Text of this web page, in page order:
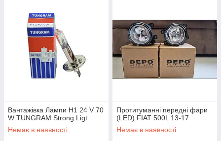
Вантажівка Лампи H1 24 V 70
W TUNGRAM Strong Ligt
Немає в наявності
Протитуманні передні фари
(LED) FIAT 500L 13-17
Немає в наявності